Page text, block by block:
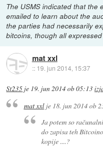
The USMS indicated that the
emailed to learn about the
the parties had necessarily
bitcoins, though all
mat xxl
:: 19. jun 2014, 15:37
St235 je 19. jun 2014 ob 05:13
mat xxlje 18. jun 2014 ob
Ja potem so
do zapisa teh
kopije ....?